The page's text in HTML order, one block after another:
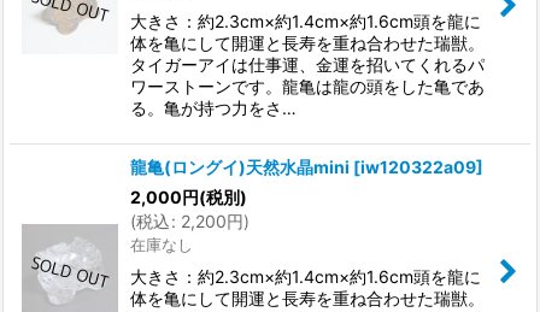
大きさ：約2.3cm×約1.4cm×約1.6cm頭を龍に
体を亀にして開運と長寿を重ね合わせた瑞獣。
タイガーアイは仕事運、金運を招いてくれるパ
ワーストーンです。龍亀は龍の頭をした亀であ
る。亀が持つ力をさ…
龍亀(ロングイ)天然水晶mini [iw120322a09]
2,000円(税別)
(税込: 2,200円)
在庫なし
大きさ：約2.3cm×約1.4cm×約1.6cm頭を龍に
体を亀にして開運と長寿を重ね合わせた瑞獣。